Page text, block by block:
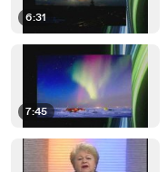
6:31
7:45